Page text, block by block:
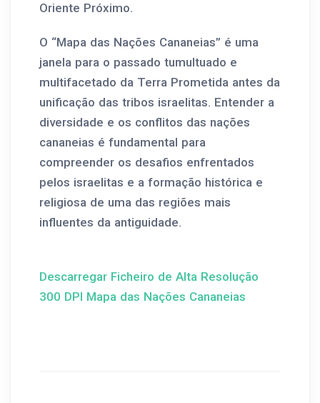
Oriente Próximo.
O “Mapa das Nações Cananeias” é uma
janela para o passado tumultuado e
multifacetado da Terra Prometida antes da
unificação das tribos israelitas. Entender a
diversidade e os conflitos das nações
cananeias é fundamental para
compreender os desafios enfrentados
pelos israelitas e a formação histórica e
religiosa de uma das regiões mais
influentes da antiguidade.
Descarregar Ficheiro de Alta Resolução
300 DPI Mapa das Nações Cananeias